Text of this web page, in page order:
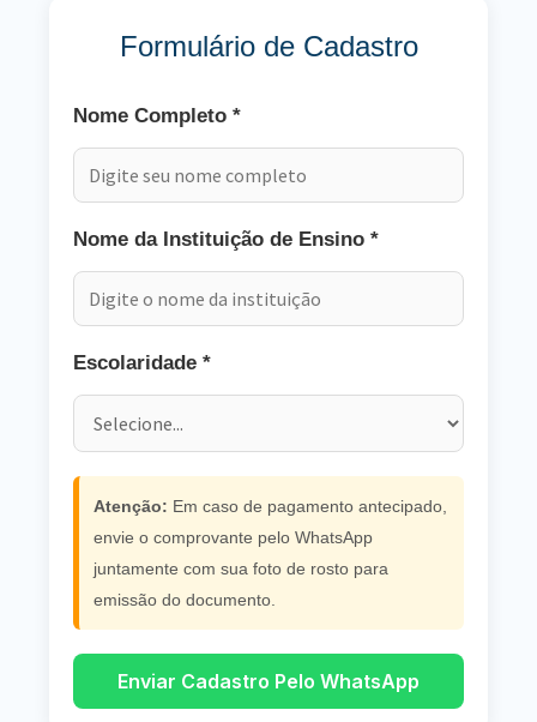
Formulário de Cadastro
Nome Completo *
Nome da Instituição de Ensino *
Escolaridade *
Atenção: Em caso de pagamento antecipado,
envie o comprovante pelo WhatsApp
juntamente com sua foto de rosto para
emissão do documento.
Enviar Cadastro Pelo WhatsApp